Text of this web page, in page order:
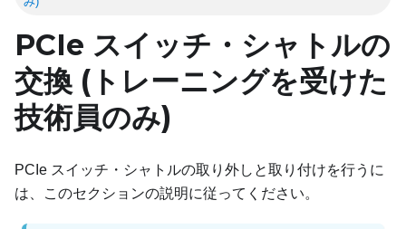
PCIe スイッチ・シャトルの
交換 (トレーニングを受けた
技術員のみ)
PCIe スイッチ・シャトルの取り外しと取り付けを行うに
は、このセクションの説明に従ってください。